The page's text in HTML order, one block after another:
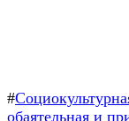
#
обаятельная и